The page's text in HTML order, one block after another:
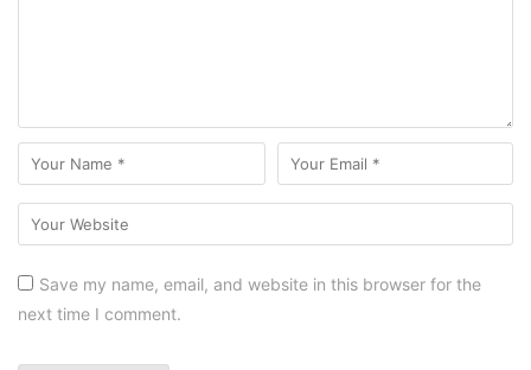
Save my name, email, and website in this browser for the
next time I comment.